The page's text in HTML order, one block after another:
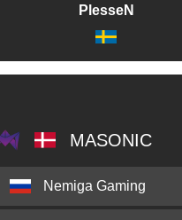
PlesseN
MASONIC
Nemiga Gaming